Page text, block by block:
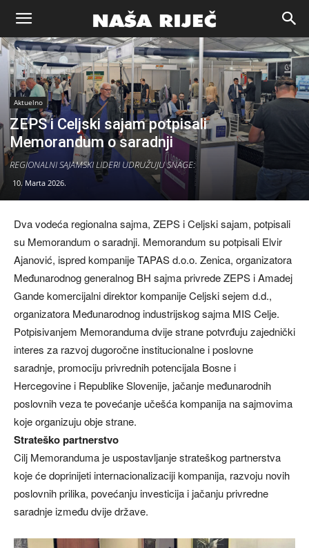
Naša
riječ
Zenica
Aktuelno
ZEPS i Celjski sajam potpisali
Memorandum o saradnji
REGIONALNI SAJAMSKI LIDERI UDRUŽUJU SNAGE:
10. Marta 2026.
Dva vodeća regionalna sajma, ZEPS i Celjski sajam, potpisali
su Memorandum o saradnji. Memorandum su potpisali Elvir
Ajanović, ispred kompanije TAPAS d.o.o. Zenica, organizatora
Međunarodnog generalnog BH sajma privrede ZEPS i Amadej
Gande komercijalni direktor kompanije Celjski sejem d.d.,
organizatora Međunarodnog industrijskog sajma MIS Celje.
Potpisivanjem Memoranduma dvije strane potvrđuju zajednički
interes za razvoj dugoročne institucionalne i poslovne
saradnje, promociju privrednih potencijala Bosne i
Hercegovine i Republike Slovenije, jačanje međunarodnih
poslovnih veza te povećanje učešća kompanija na sajmovima
koje organizuju obje strane.
Strateško partnerstvo
Cilj Memoranduma je uspostavljanje strateškog partnerstva
koje će doprinijeti internacionalizaciji kompanija, razvoju novih
poslovnih prilika, povećanju investicija i jačanju privredne
saradnje između dvije države.